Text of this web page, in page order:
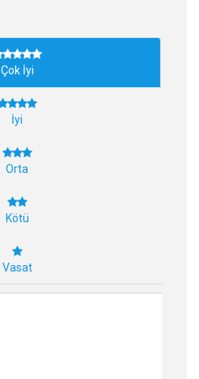
Çok İyi
İyi
Orta
Kötü
Vasat